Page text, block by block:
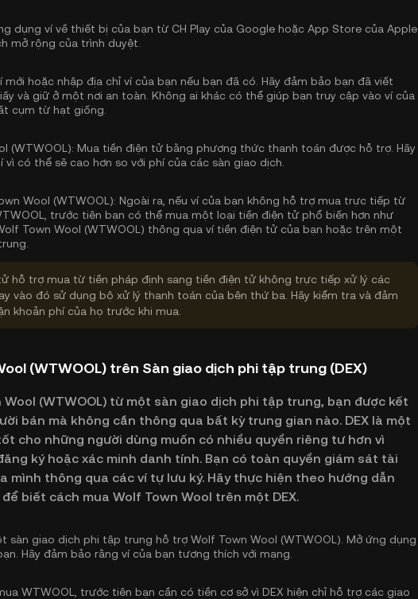
dụng ví về thiết bị của bạn từ CH Play của Google hoặc App Store của Apple
mở rộng của trình duyệt.
mới hoặc nhập địa chỉ ví của bạn nếu bạn đã có. Hãy đảm bảo bạn đã viết
và giữ ở một nơi an toàn. Không ai khác có thể giúp bạn truy cập vào ví của
cụm từ hạt giống.
(WTWOOL): Mua tiền điện tử bằng phương thức thanh toán được hỗ trợ. Hãy
có thể sẽ cao hơn so với phí của các sàn giao dịch.
Wool (WTWOOL): Ngoài ra, nếu ví của bạn không hỗ trợ mua trực tiếp từ
trước tiên bạn có thể mua một loại tiền điện tử phổ biến hơn như
Town Wool (WTWOOL) thông qua ví tiền điện tử của bạn hoặc trên một
hỗ trợ mua từ tiền pháp định sang tiền điện tử không trực tiếp xử lý các
vào đó sử dụng bộ xử lý thanh toán của bên thứ ba. Hãy kiểm tra và đảm
khoản phí của họ trước khi mua.
(WTWOOL) trên Sàn giao dịch phi tập trung (DEX)
Wool (WTWOOL) từ một sàn giao dịch phi tập trung, bạn được kết
bán mà không cần thông qua bất kỳ trung gian nào. DEX là một
cho những người dùng muốn có nhiều quyền riêng tư hơn vì
ký hoặc xác minh danh tính. Bạn có toàn quyền giám sát tài
mình thông qua các ví tự lưu ký. Hãy thực hiện theo hướng dẫn
biết cách mua Wolf Town Wool trên một DEX.
sàn giao dịch phi tập trung hỗ trợ Wolf Town Wool (WTWOOL). Mở ứng dụng
Hãy đảm bảo rằng ví của bạn tương thích với mạng.
WTWOOL, trước tiên bạn cần có tiền cơ sở vì DEX hiện chỉ hỗ trợ các giao